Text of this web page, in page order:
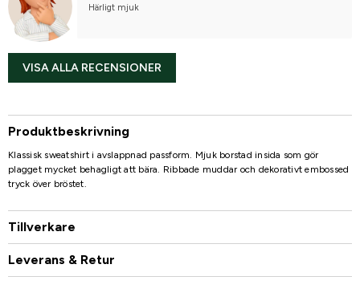
Härligt mjuk
VISA ALLA RECENSIONER
Produktbeskrivning
Klassisk sweatshirt i avslappnad passform. Mjuk borstad insida som gör
plagget mycket behagligt att bära. Ribbade muddar och dekorativt embossed
tryck över bröstet.
Tillverkare
Leverans & Retur